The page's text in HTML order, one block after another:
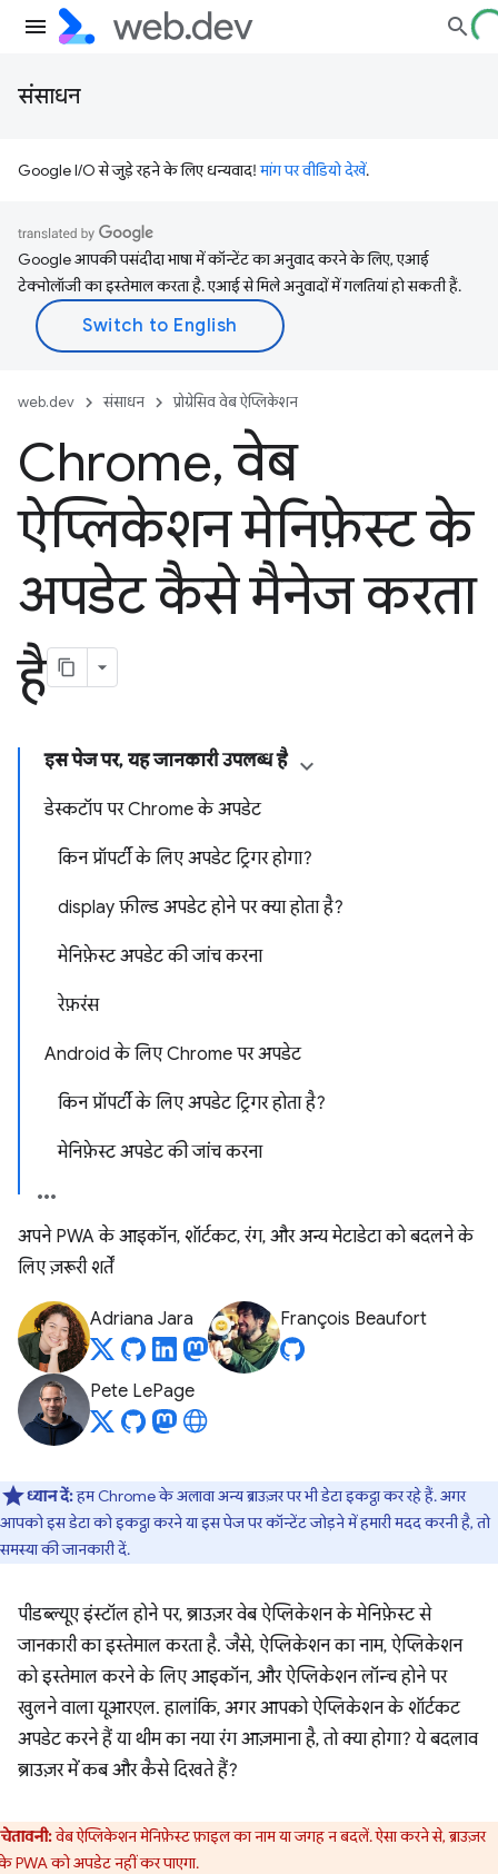
संसाधन
Google I/O से जुड़े रहने के लिए धन्यवाद!मांग पर वीडियो देखें.
Google आपकी पसंदीदा भाषा में कॉन्टेंट का अनुवाद करने के लिए, एआई
टेक्नोलॉजी का इस्तेमाल करता है. एआई से मिले अनुवादों में गलतियां हो सकती हैं.
web.dev संसाधन प्रोग्रेसिव वेब ऐप्लिकेशन
Chrome,वेब
ऐप्लिकेशन मेनिफ़ेस्ट के
अपडेट कैसे मैनेज करता
है
इस पेज पर, यह जानकारी उपलब्ध है
डेस्कटॉप पर Chrome के अपडेट
किन प्रॉपर्टी के लिए अपडेट ट्रिगर होगा?
display फ़ील्ड अपडेट होने पर क्या होता है?
मेनिफ़ेस्ट अपडेट की जांच करना
रेफ़रंस
Android के लिए Chrome पर अपडेट
किन प्रॉपर्टी के लिए अपडेट ट्रिगर होता है?
मेनिफ़ेस्ट अपडेट की जांच करना
अपने PWA के आइकॉन, शॉर्टकट, रंग, और अन्य मेटाडेटा को बदलने के
लिए ज़रूरी शर्तें
Adriana Jara François Beaufort
Pete LePage
ध्यान दें:हम Chrome के अलावा अन्य ब्राउज़र पर भी डेटा इकट्ठा कर रहे हैं. अगर
आपको इस डेटा को इकट्ठा करने या इस पेज पर कॉन्टेंट जोड़ने में हमारी मदद करनी है, तो
समस्या की जानकारी दें.
पीडब्ल्यूए इंस्टॉल होने पर, ब्राउज़र वेब ऐप्लिकेशन के मेनिफ़ेस्ट से
जानकारी का इस्तेमाल करता है. जैसे, ऐप्लिकेशन का नाम, ऐप्लिकेशन
को इस्तेमाल करने के लिए आइकॉन, और ऐप्लिकेशन लॉन्च होने पर
खुलने वाला यूआरएल. हालांकि, अगर आपको ऐप्लिकेशन के शॉर्टकट
अपडेट करने हैं या थीम का नया रंग आज़माना है, तो क्या होगा? ये बदलाव
ब्राउज़र में कब और कैसे दिखते हैं?
चेतावनी:वेब ऐप्लिकेशन मेनिफ़ेस्ट फ़ाइल का नाम या जगह न बदलें. ऐसा करने से, ब्राउज़र
को अपडेट नहीं कर पाएगा.